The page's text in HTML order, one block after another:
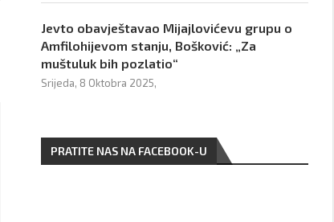
Jevto obavještavao Mijajlovićevu grupu o
Amfilohijevom stanju, Bošković: „Za
muštuluk bih pozlatio“
Srijeda, 8 Oktobra 2025,
PRATITE NAS NA FACEBOOK-U